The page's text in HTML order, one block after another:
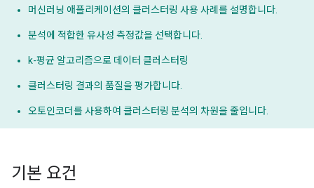
머신러닝 애플리케이션의 클러스터링 사용 사례를 설명합니다.
분석에 적합한 유사성 측정값을 선택합니다.
k-평균 알고리즘으로 데이터 클러스터링
클러스터링 결과의 품질을 평가합니다.
오토인코더를 사용하여 클러스터링 분석의 차원을 줄입니다.
기본 요건